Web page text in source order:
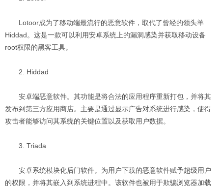
Lotoor成为了移动端最流行的恶意软件，取代了曾经的领头羊
Hiddad。这是一款可以利用安卓系统上的漏洞感染并获取移动设备
root权限的黑客工具。
2. Hiddad
安卓端恶意软件。其功能是将合法的应用程序重新打包，并将其
发布到第三方应用商店。主要是通过显示广告对系统进行感染，使得
攻击者能够访问其系统的关键位置以及获取用户数据。
3. Triada
安卓系统模块化后门软件。为用户下载的恶意软件赋予超级用户
的权限，并将其嵌入到系统进程中。该软件也被用于欺骗浏览器加载